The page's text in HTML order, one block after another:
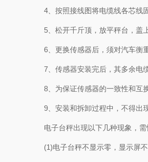
4、按照接线图将电缆线各芯线固
5、松开千斤顶，放平秤台，盖上
6、更换传感器后，须对汽车衡重
7、传感器安装完后，其多余电缆
8、为保证传感器的一致性和互换
9、安装和拆卸过程中，不得出现
电子台秤出现以下几种现象，需
(1)电子台秤不显示零，显示屏不